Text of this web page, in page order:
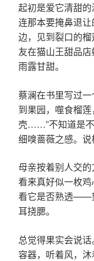
起初是爱它清甜的
连那本要掩鼻退
边，见到裂口的
友在猫山王甜品
雨露甘甜。
蔡澜在书里写过
到果园，噬食榴
壳……”不知道是
细嗅蔷薇之感。说
母亲按着别人交
看来真好似一枚
看它是否熟透——
耳挠腮。
总觉得果实会说
容器，听着风，